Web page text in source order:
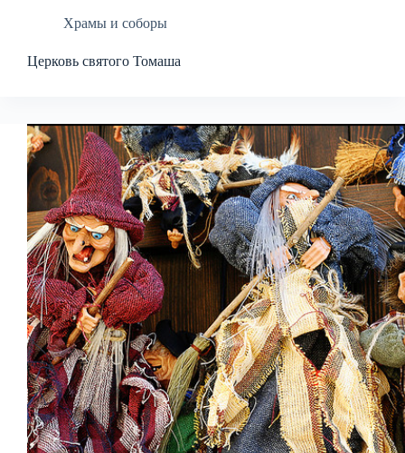
Храмы и соборы
Церковь святого Томаша